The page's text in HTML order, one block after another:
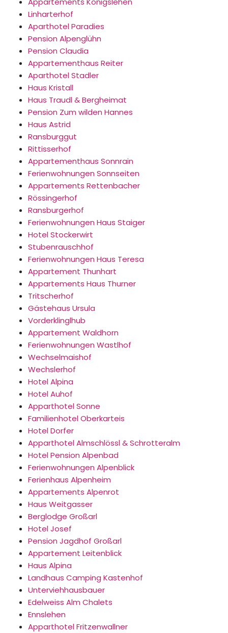
Linharterhof
Aparthotel Paradies
Pension Alpenglühn
Pension Claudia
Appartementhaus Reiter
Aparthotel Stadler
Haus Kristall
Haus Traudl & Bergheimat
Pension Zum wilden Hannes
Haus Astrid
Ransburggut
Rittisserhof
Appartementhaus Sonnrain
Ferienwohnungen Sonnseiten
Appartements Rettenbacher
Rössingerhof
Ransburgerhof
Ferienwohnungen Haus Staiger
Hotel Stockerwirt
Stubenrauschhof
Ferienwohnungen Haus Teresa
Appartement Thunhart
Appartements Haus Thurner
Tritscherhof
Gästehaus Ursula
Vorderklinglhub
Appartement Waldhorn
Ferienwohnungen Wastlhof
Wechselmaishof
Wechslerhof
Hotel Alpina
Hotel Auhof
Apparthotel Sonne
Familienhotel Oberkarteis
Hotel Dorfer
Apparthotel Almschlössl & Schrotteralm
Hotel Pension Alpenbad
Ferienwohnungen Alpenblick
Ferienhaus Alpenheim
Appartements Alpenrot
Haus Weitgasser
Berglodge Großarl
Hotel Josef
Pension Jagdhof Großarl
Appartement Leitenblick
Haus Alpina
Landhaus Camping Kastenhof
Unterviehhausbauer
Edelweiss Alm Chalets
Ennslehen
Apparthotel Fritzenwallner